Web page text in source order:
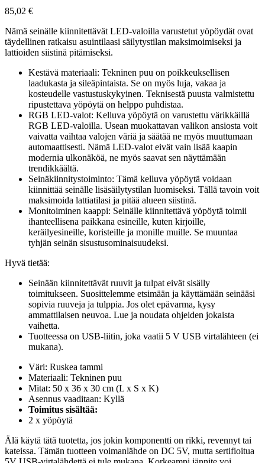
85,02 €
Nämä seinälle kiinnitettävät LED-valoilla varustetut yöpöydät ovat
täydellinen ratkaisu asuintilaasi säilytystilan maksimoimiseksi ja
lattioiden siistinä pitämiseksi.
Kestävä materiaali: Tekninen puu on poikkeuksellisen
laadukasta ja sileäpintaista. Se on myös luja, vakaa ja
kosteudelle vastustuskykyinen. Teknisestä puusta valmistettu
ripustettava yöpöytä on helppo puhdistaa.
RGB LED-valot: Kelluva yöpöytä on varustettu värikkäillä
RGB LED-valoilla. Usean muokattavan valikon ansiosta voit
vaivatta vaihtaa valojen väriä ja säätää ne myös muuttumaan
automaattisesti. Nämä LED-valot eivät vain lisää kaapin
modernia ulkonäköä, ne myös saavat sen näyttämään
trendikkäältä.
Seinäkiinnitystoiminto: Tämä kelluva yöpöytä voidaan
kiinnittää seinälle lisäsäilytystilan luomiseksi. Tällä tavoin voit
maksimoida lattiatilasi ja pitää alueen siistinä.
Monitoiminen kaappi: Seinälle kiinnitettävä yöpöytä toimii
ihanteellisena paikkana esineille, kuten kirjoille,
keräilyesineille, koristeille ja monille muille. Se muuntaa
tyhjän seinän sisustusominaisuudeksi.
Hyvä tietää:
Seinään kiinnitettävät ruuvit ja tulpat eivät sisälly
toimitukseen. Suosittelemme etsimään ja käyttämään seinääsi
sopivia ruuveja ja tulppia. Jos olet epävarma, kysy
ammattilaisen neuvoa. Lue ja noudata ohjeiden jokaista
vaihetta.
Tuotteessa on USB-liitin, joka vaatii 5 V USB virtalähteen (ei
mukana).
Väri: Ruskea tammi
Materiaali: Tekninen puu
Mitat: 50 x 36 x 30 cm (L x S x K)
Asennus vaaditaan: Kyllä
Toimitus sisältää:
2 x yöpöytä
Älä käytä tätä tuotetta, jos jokin komponentti on rikki, revennyt tai
kateissa. Tämän tuotteen voimanlähde on DC 5V, mutta sertifioitua